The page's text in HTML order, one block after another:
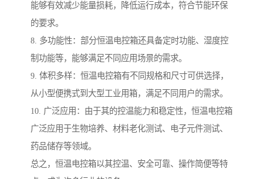
能够有效减少能量损耗，降低运行成本，符合节能环保
的要求。
8. 多功能性：部分恒温电控箱还具备定时功能、湿度控
制功能等，能够满足不同应用场景的需求。
9. 体积多样：恒温电控箱有不同规格和尺寸可供选择，
从小型便携式到大型工业用箱，满足不同用户的需求。
10. 广泛应用：由于其的控温能力和稳定性，恒温电控箱
广泛应用于生物培养、材料老化测试、电子元件测试、
药品储存等领域。
总之，恒温电控箱以其控温、安全可靠、操作简便等特